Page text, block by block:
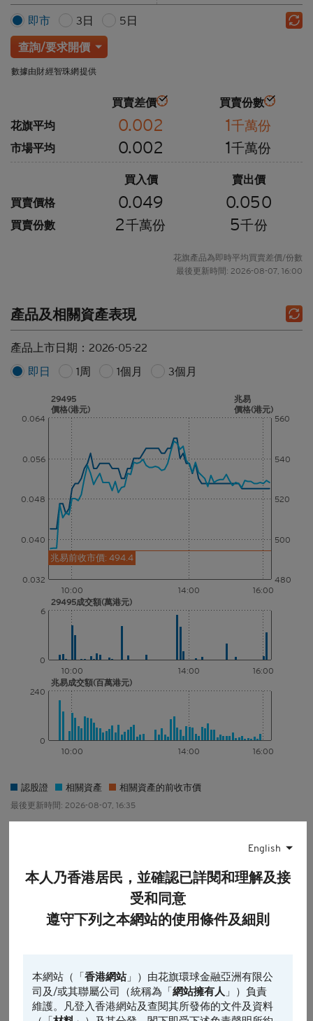
English
本人乃香港居民，並確認已詳閱和理解及接
受和同意
遵守下列之本網站的使用條件及細則
本網站（「香港網站」）由花旗環球金融亞洲有限公
司及/或其聯屬公司（統稱為「網站擁有人 」）負責
維護。凡登入香港網站及查閱其所發佈的文件及資料
即市 3日 5日
查詢/要求開價
數據由財經智珠網提供
買賣差價
買賣份數
花旗平均
0.002 1千萬份
市場平均 0.002 1千萬份
買入價
賣出價
買賣價格
0.049 0.050
買賣份數 2千萬份 5千份
花旗產品為即時平均買賣差價/份數
最後更新時間: 2026-08-07, 16:00
產品及相關資產表現
產品上市日期： 2026-05-22
即日
1周 1個月 3個月
29495
價格(港元)
兆易
價格(港元)
29495成交額(萬港元)
兆易成交額(百萬港元)
10:00 14:00 16:00
10:00 14:00 16:00
10:00 14:00 16:00
0.032
0.040
0.048
0.056
0.064
480
500
520
540
560
0
6
0
240
兆易前收市價: 494.4
認股證 相關資產 相關資產的前收市價
最後更新時間: 2026-08-07, 16:35
29495 相似條款認股證引伸波幅水平(%)
29495 相似條款認股證引伸波幅變動(%)
1日